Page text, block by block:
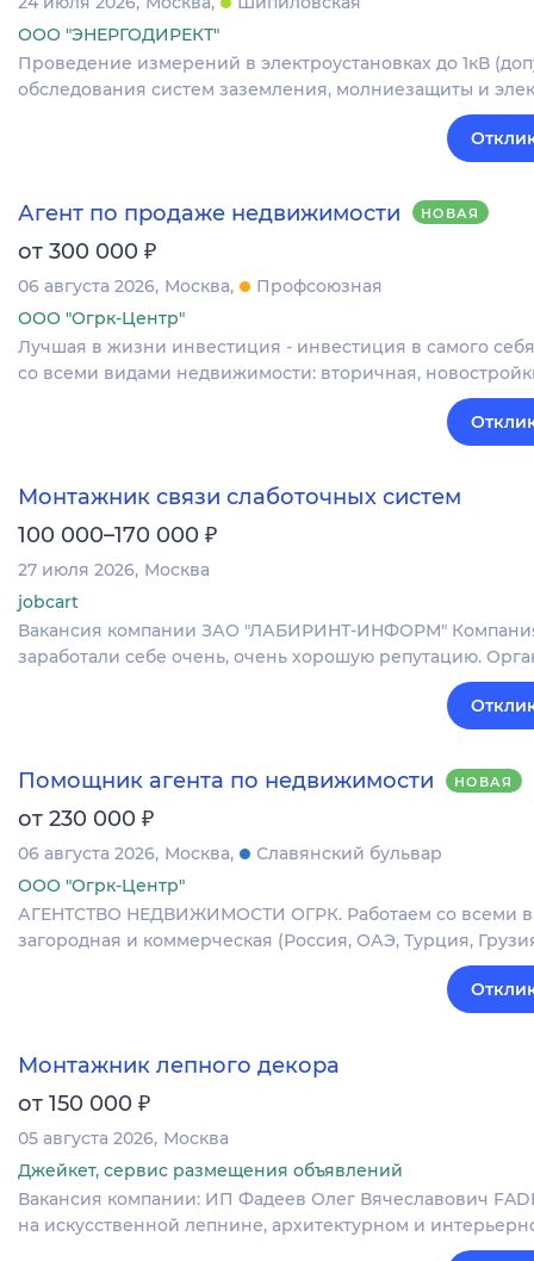
ООО "ЭНЕРГОДИРЕКТ"
Проведение измерений в электроустановках до 1кВ
обследования систем заземления, молниезащиты и
Агент по продаже недвижимости НОВАЯ
от 300 000 ₽
06 августа 2026 Москва
Профсоюзная
ООО "Огрк-Центр"
Лучшая в жизни инвестиция - инвестиция в самого
со всеми видами недвижимости: вторичная,
Монтажник связи слаботочных систем
100 000–170 000 ₽
27 июля 2026 Москва
jobcart
Вакансия компании ЗАО "ЛАБИРИНТ-ИНФОРМ" Компания
заработали себе очень, очень хорошую репутацию.
Помощник агента по недвижимости НОВАЯ
от 230 000 ₽
06 августа 2026 Москва
Славянский бульвар
ООО "Огрк-Центр"
АГЕНТСТВО НЕДВИЖИМОСТИ ОГРК. Работаем со всеми
загородная и коммерческая (Россия, ОАЭ, Турция,
Монтажник лепного декора
от 150 000 ₽
05 августа 2026 Москва
Джейкет, сервис размещения объявлений
Вакансия компании: ИП Фадеев Олег Вячеславович
на искусственной лепнине, архитектурном и